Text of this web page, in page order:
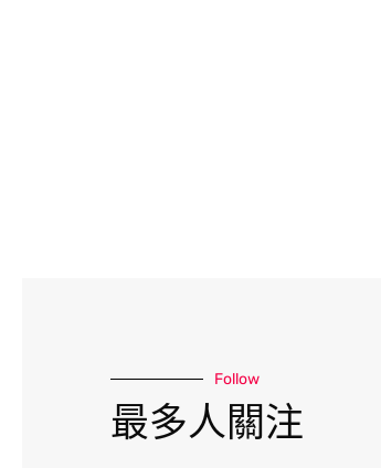
Follow
最多人關注